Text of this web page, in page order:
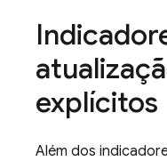
explícitos
Além dos